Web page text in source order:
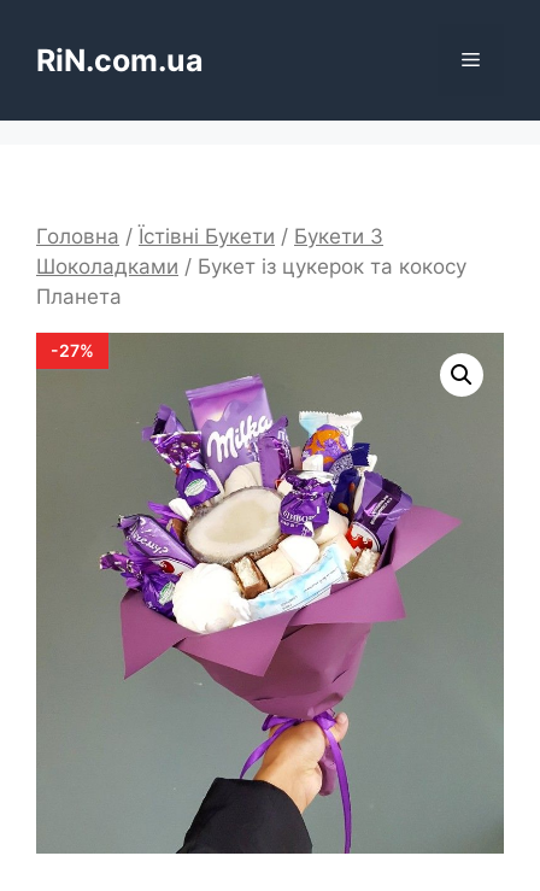
вмістуRiN.com.ua Меню
Головна / Їстівні Букети / Букети З
Шоколадками / Букет із цукерок та кокосу
Планета
-27%